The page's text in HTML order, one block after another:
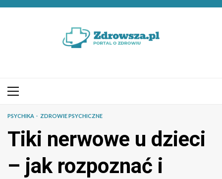
Przejdź
Menu
PSYCHIKA ZDROWIE PSYCHICZNE
Tiki nerwowe u dzieci
– jak rozpoznać i